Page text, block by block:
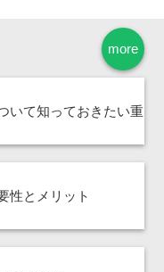
more
いて知っておきたい重
性とメリット